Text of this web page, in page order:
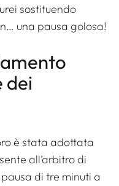
sostituendo
una pausa golosa!
dei
è stata adottata
all’arbitro di
di tre minuti a